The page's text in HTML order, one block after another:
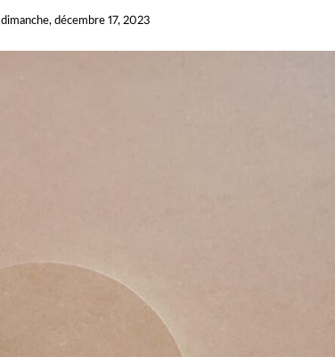
dimanche, décembre 17, 2023